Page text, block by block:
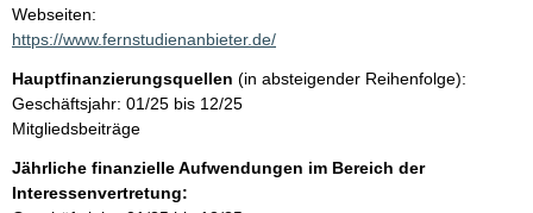
t
a
t
i
n
f
o
Webseiten:
https://www.fernstudienanbieter.de/
Hauptfinanzierungsquellen (in absteigender Reihenfolge):
Geschäftsjahr: 01/25 bis 12/25
Mitgliedsbeiträge
Jährliche finanzielle Aufwendungen im Bereich der
Interessenvertretung: